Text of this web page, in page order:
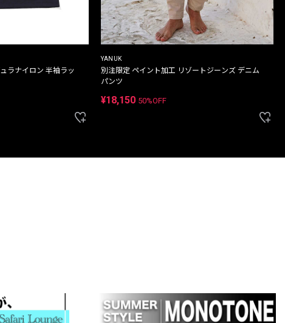
ラナイロン 半袖ラッ
YANUK
別注限定 ペイント加工 リゾートジーンズ デニム
パンツ
¥18,150 50%OFF